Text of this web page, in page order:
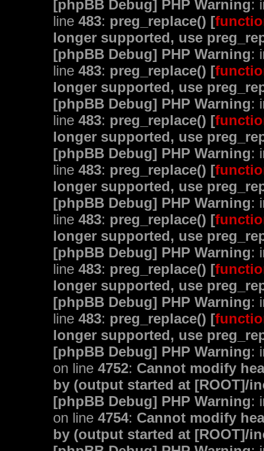
[phpBB Debug] PHP Warning:
line 483: preg_replace() [
longer supported, use
[phpBB Debug] PHP Warning:
line 483: preg_replace() [
longer supported, use
[phpBB Debug] PHP Warning:
line 483: preg_replace() [
longer supported, use
[phpBB Debug] PHP Warning:
line 483: preg_replace() [
longer supported, use
[phpBB Debug] PHP Warning:
line 483: preg_replace() [
longer supported, use
[phpBB Debug] PHP Warning:
line 483: preg_replace() [
longer supported, use
[phpBB Debug] PHP Warning:
line 483: preg_replace() [
longer supported, use
[phpBB Debug] PHP Warning:
on line 4752: Cannot modify
by (output started at [ROOT]/
[phpBB Debug] PHP Warning:
on line 4754: Cannot modify
by (output started at [ROOT]/